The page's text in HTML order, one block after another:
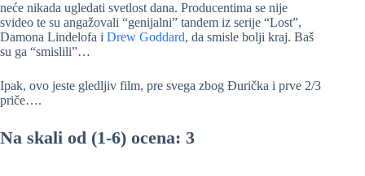
neće nikada ugledati svetlost dana. Producentima se nije
svideo te su angažovali “genijalni” tandem iz serije “Lost”,
Damona Lindelofa i Drew Goddard, da smisle bolji kraj. Baš
su ga “smislili”…
Ipak, ovo jeste gledljiv film, pre svega zbog Đurička i prve 2/3
priče….
Na skali od (1-6) ocena: 3